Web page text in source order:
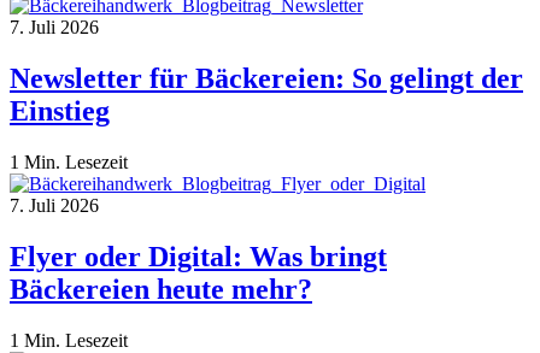
7. Juli 2026
Newsletter für Bäckereien: So gelingt der
Einstieg
1 Min. Lesezeit
7. Juli 2026
Flyer oder Digital: Was bringt
Bäckereien heute mehr?
1 Min. Lesezeit